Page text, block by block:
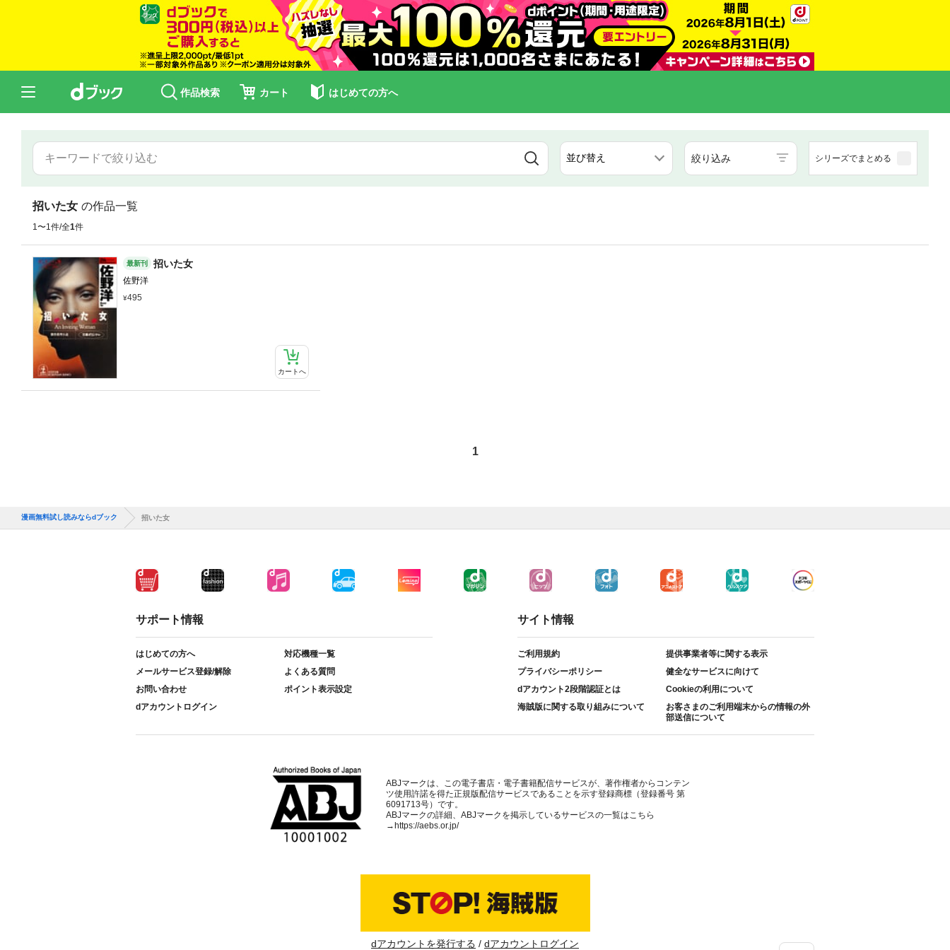
作品検索 カート はじめての方へ
絞り込み シリーズでまとめる
招いた女 の作品一覧
1〜1件/全1件
最新刊 招いた女
佐野洋
495
カートへ
1
漫画無料試し読みならdブック 招いた女
サポート情報
はじめての方へ
対応機種一覧
メールサービス登録/解除
よくある質問
お問い合わせ
ポイント表示設定
dアカウントログイン
サイト情報
ご利用規約
提供事業者等に関する表示
プライバシーポリシー
健全なサービスに向けて
dアカウント2段階認証とは
Cookieの利用について
海賊版に関する取り組みについて
お客さまのご利用端末からの情報の外
部送信について
ABJマークは、この電子書店・電子書籍配信サービスが、著作権者からコンテン
ツ使用許諾を得た正規版配信サービスであることを示す登録商標（登録番号 第
6091713号）です。
ABJマークの詳細、ABJマークを掲示しているサービスの一覧はこちら
→https://aebs.or.jp/
dアカウントを発行する dアカウントログイン